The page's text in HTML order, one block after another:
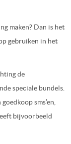
maken? Dan is het
gebruiken in het
de
speciale bundels.
sms’en,
bijvoorbeeld